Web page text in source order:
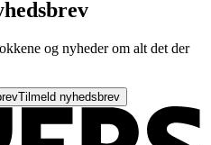
og nyheder om alt det der
Tilmeld nyhedsbrev